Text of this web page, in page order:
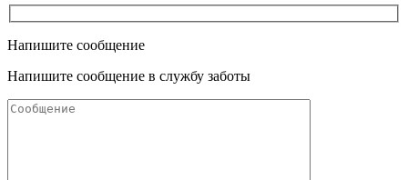
Напишите сообщение
Напишите сообщение в службу заботы